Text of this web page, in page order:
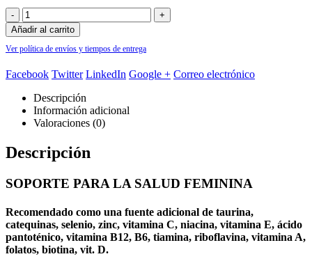
-
+
Añadir al carrito
Ver política de envíos y tiempos de entrega
Facebook Twitter LinkedIn Google + Correo electrónico
Descripción
Información adicional
Valoraciones (0)
Descripción
SOPORTE PARA LA SALUD FEMININA
Recomendado como una fuente adicional de taurina,
catequinas, selenio, zinc, vitamina C, niacina, vitamina E, ácido
pantoténico, vitamina B12, B6, tiamina, riboflavina, vitamina A,
folatos, biotina, vit. D.